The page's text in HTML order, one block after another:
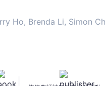
Ho, Brenda Li, Simon